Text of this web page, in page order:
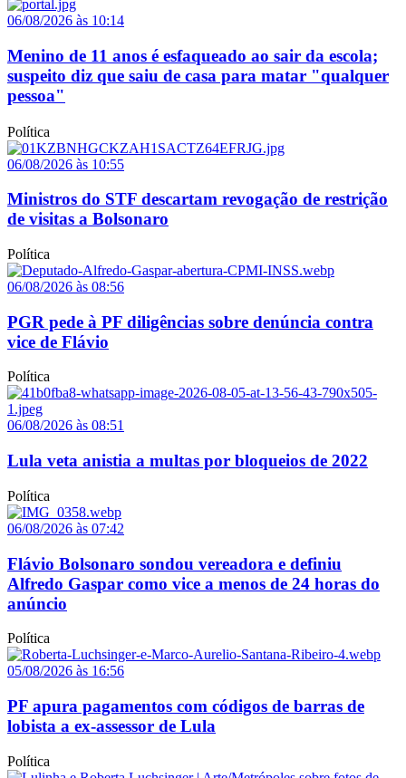
06/08/2026 às 10:14
Menino de 11 anos é esfaqueado ao sair da escola;
suspeito diz que saiu de casa para matar "qualquer
pessoa"
Política
06/08/2026 às 10:55
Ministros do STF descartam revogação de restrição
de visitas a Bolsonaro
Política
06/08/2026 às 08:56
PGR pede à PF diligências sobre denúncia contra
vice de Flávio
Política
06/08/2026 às 08:51
Lula veta anistia a multas por bloqueios de 2022
Política
06/08/2026 às 07:42
Flávio Bolsonaro sondou vereadora e definiu
Alfredo Gaspar como vice a menos de 24 horas do
anúncio
Política
05/08/2026 às 16:56
PF apura pagamentos com códigos de barras de
lobista a ex-assessor de Lula
Política